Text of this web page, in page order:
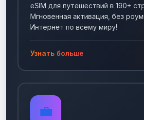
eSIM для путешествий в 190+
Мгновенная активация, без
Интернет по всему миру!
Узнать больше
💼